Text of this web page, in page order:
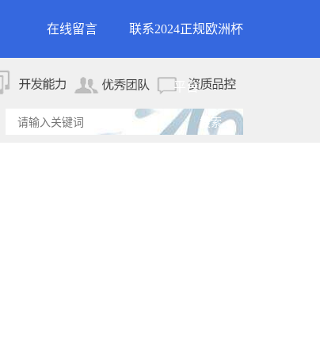
在线留言 联系2024正规欧洲杯
平台